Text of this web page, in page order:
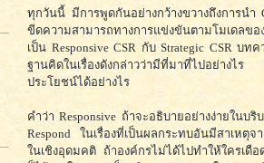
ทุกวันนี้ มีการพูดกันอย่างกว้างขวางถึงการนำ
ขีดความสามารถทางการแข่งขันตามโมเดลข
เป็น Responsive CSR กับ Strategic CSR บ
ฐานคิดในเรื่องดังกล่าวว่ามีที่มาที่ไปอย่างไ
ประโยชน์ได้อย่างไร
คำว่า Responsive ถ้าจะอธิบายอย่างง่ายในบ
Respond ในเรื่องที่เป็นผลกระทบอันมีสาเหตุ
ในเชิงอุดมคติ ถ้าองค์กรไม่ได้ไปทำให้ใครเดื